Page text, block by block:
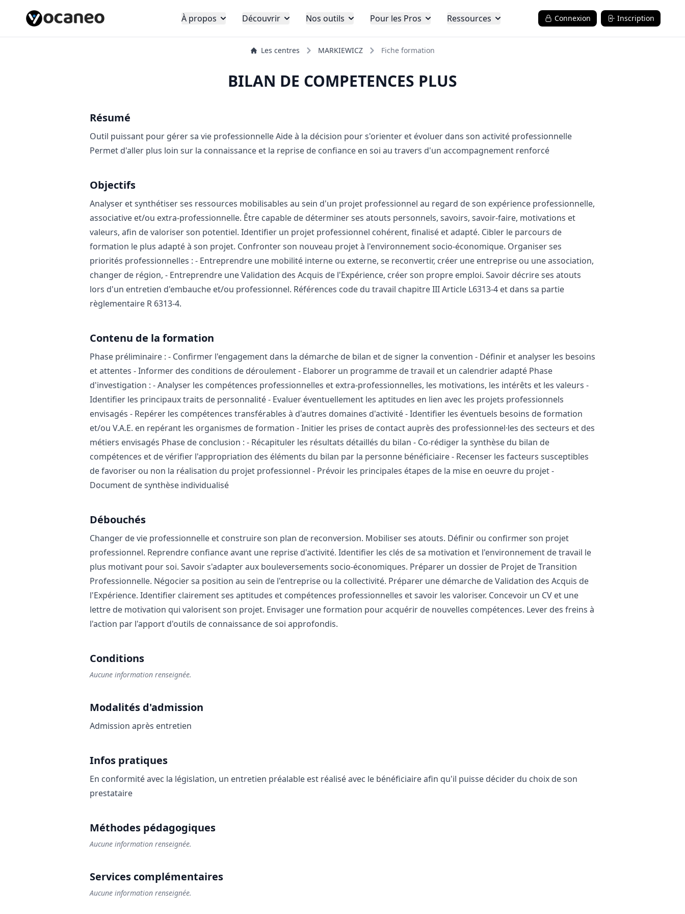
À propos Découvrir Nos outils Pour les Pros Ressources Connexion Inscription
Les centres MARKIEWICZ Fiche formation
BILAN DE COMPETENCES PLUS
Résumé
Outil puissant pour gérer sa vie professionnelle Aide à la décision pour s'orienter et évoluer dans son activité professionnelle
Permet d'aller plus loin sur la connaissance et la reprise de confiance en soi au travers d'un accompagnement renforcé
Objectifs
Analyser et synthétiser ses ressources mobilisables au sein d'un projet professionnel au regard de son expérience professionnelle,
associative et/ou extra-professionnelle. Être capable de déterminer ses atouts personnels, savoirs, savoir-faire, motivations et
valeurs, afin de valoriser son potentiel. Identifier un projet professionnel cohérent, finalisé et adapté. Cibler le parcours de
formation le plus adapté à son projet. Confronter son nouveau projet à l'environnement socio-économique. Organiser ses
priorités professionnelles : - Entreprendre une mobilité interne ou externe, se reconvertir, créer une entreprise ou une association,
changer de région, - Entreprendre une Validation des Acquis de l'Expérience, créer son propre emploi. Savoir décrire ses atouts
lors d'un entretien d'embauche et/ou professionnel. Références code du travail chapitre III Article L6313-4 et dans sa partie
règlementaire R 6313-4.
Contenu de la formation
Phase préliminaire : - Confirmer l'engagement dans la démarche de bilan et de signer la convention - Définir et analyser les besoins
et attentes - Informer des conditions de déroulement - Elaborer un programme de travail et un calendrier adapté Phase
d'investigation : - Analyser les compétences professionnelles et extra-professionnelles, les motivations, les intérêts et les valeurs -
Identifier les principaux traits de personnalité - Evaluer éventuellement les aptitudes en lien avec les projets professionnels
envisagés - Repérer les compétences transférables à d'autres domaines d'activité - Identifier les éventuels besoins de formation
et/ou V.A.E. en repérant les organismes de formation - Initier les prises de contact auprès des professionnel·les des secteurs et des
métiers envisagés Phase de conclusion : - Récapituler les résultats détaillés du bilan - Co-rédiger la synthèse du bilan de
compétences et de vérifier l'appropriation des éléments du bilan par la personne bénéficiaire - Recenser les facteurs susceptibles
de favoriser ou non la réalisation du projet professionnel - Prévoir les principales étapes de la mise en oeuvre du projet -
Document de synthèse individualisé
Débouchés
Changer de vie professionnelle et construire son plan de reconversion. Mobiliser ses atouts. Définir ou confirmer son projet
professionnel. Reprendre confiance avant une reprise d'activité. Identifier les clés de sa motivation et l'environnement de travail le
plus motivant pour soi. Savoir s'adapter aux bouleversements socio-économiques. Préparer un dossier de Projet de Transition
Professionnelle. Négocier sa position au sein de l'entreprise ou la collectivité. Préparer une démarche de Validation des Acquis de
l'Expérience. Identifier clairement ses aptitudes et compétences professionnelles et savoir les valoriser. Concevoir un CV et une
lettre de motivation qui valorisent son projet. Envisager une formation pour acquérir de nouvelles compétences. Lever des freins à
l'action par l'apport d'outils de connaissance de soi approfondis.
Conditions
Aucune information renseignée.
Modalités d'admission
Admission après entretien
Infos pratiques
En conformité avec la législation, un entretien préalable est réalisé avec le bénéficiaire afin qu'il puisse décider du choix de son
prestataire
Méthodes pédagogiques
Aucune information renseignée.
Services complémentaires
Aucune information renseignée.